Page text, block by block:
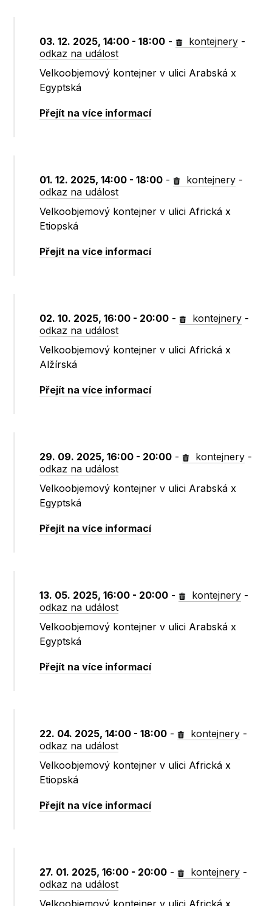
03. 12. 2025, 14:00 - 18:00 - kontejnery -
odkaz na událost
Velkoobjemový kontejner v ulici Arabská x
Egyptská
Přejít na více informací
01. 12. 2025, 14:00 - 18:00 - kontejnery -
odkaz na událost
Velkoobjemový kontejner v ulici Africká x
Etiopská
Přejít na více informací
02. 10. 2025, 16:00 - 20:00 - kontejnery -
odkaz na událost
Velkoobjemový kontejner v ulici Africká x
Alžírská
Přejít na více informací
29. 09. 2025, 16:00 - 20:00 - kontejnery -
odkaz na událost
Velkoobjemový kontejner v ulici Arabská x
Egyptská
Přejít na více informací
13. 05. 2025, 16:00 - 20:00 - kontejnery -
odkaz na událost
Velkoobjemový kontejner v ulici Arabská x
Egyptská
Přejít na více informací
22. 04. 2025, 14:00 - 18:00 - kontejnery -
odkaz na událost
Velkoobjemový kontejner v ulici Africká x
Etiopská
Přejít na více informací
27. 01. 2025, 16:00 - 20:00 - kontejnery -
odkaz na událost
Velkoobjemový kontejner v ulici Africká x